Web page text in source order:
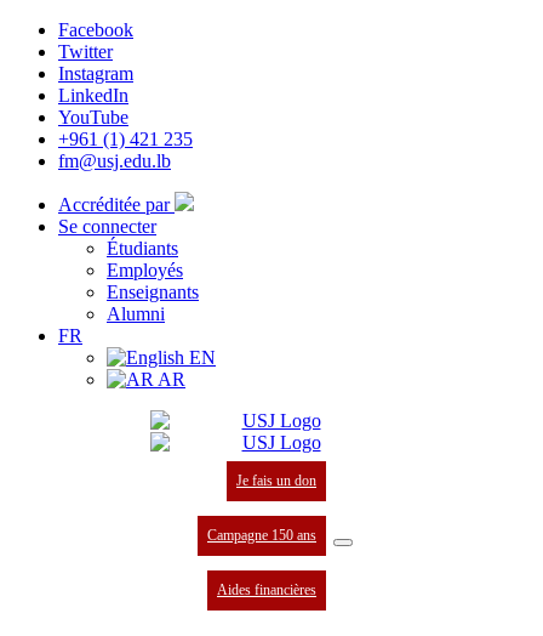
Facebook
Twitter
Instagram
LinkedIn
YouTube
+961 (1) 421 235
fm@usj.edu.lb
Accréditée par
Se connecter
Étudiants
Employés
Enseignants
Alumni
FR
EN
AR
Je fais un don
Campagne 150 ans
Aides financières